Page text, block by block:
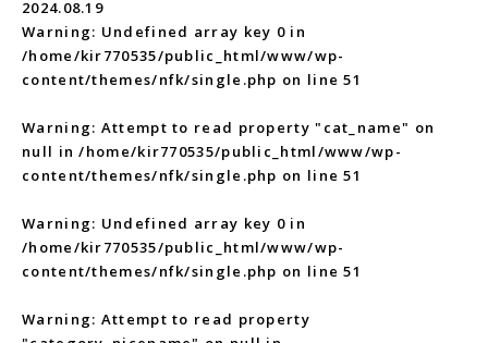
2024.08.19
Warning: Undefined array key 0 in
/home/kir770535/public_html/www/wp-
content/themes/nfk/single.php on line51
Warning: Attempt to read property "cat_name" on
null in/home/kir770535/public_html/www/wp-
content/themes/nfk/single.php on line51
Warning: Undefined array key 0 in
/home/kir770535/public_html/www/wp-
content/themes/nfk/single.php on line51
Warning: Attempt to read property